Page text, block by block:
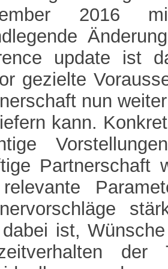
2016
update ist
gezielte
nun
kann.
Partnerschaft
ist,